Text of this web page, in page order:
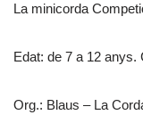
La minicorda
Edat: de 7 a 12 anys.
Org.: Blaus – La